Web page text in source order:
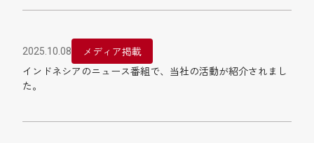
2025.10.08
メディア掲載
インドネシアのニュース番組で、当社の活動が紹介されまし
た。